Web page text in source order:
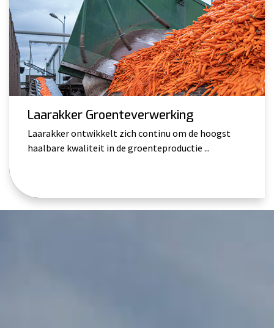
Laarakker Groenteverwerking
Laarakker ontwikkelt zich continu om de hoogst
haalbare kwaliteit in de groenteproductie ...